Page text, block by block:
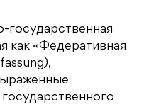
государственная
как «Федеративная